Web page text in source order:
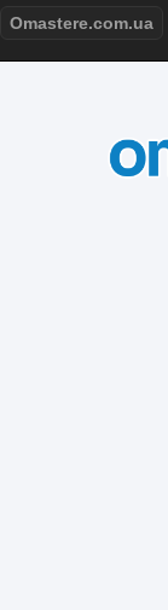
Omastere.com.ua